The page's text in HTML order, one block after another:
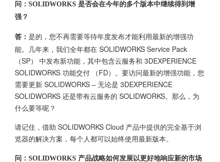
问：SOLIDWORKS 是否会在今年的多个版本中继续得到增
强？
答： 是的，您不再需要等待年度发布才能利用最新的增强功
能。几年来，我们全年都在 SOLIDWORKS Service Pack
（SP） 中发布新功能，其中包含云服务和 3DEXPERIENCE
SOLIDWORKS 功能交付 （FD）。要访问最新的增强功能，您
需要更新 SOLIDWORKS – 无论是 3DEXPERIENCE
SOLIDWORKS 还是带有云服务的 SOLIDWORKS。那么，为
什么要等呢？
请记住，借助 SOLIDWORKS Cloud 产品中提供的完全基于浏
览器的解决方案，每个人都可以始终使用最新版本。
问：SOLIDWORKS 产品战略如何发展以更好地响应新的市场